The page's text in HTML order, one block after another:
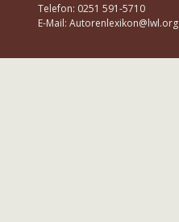
Telefon: 0251 591-5710
E-Mail: Autorenlexikon@lwl.org